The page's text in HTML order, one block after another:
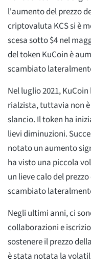
l'aumento del prezzo
criptovaluta KCS si è
scesa sotto $4 nel
del token KuCoin è
scambiato
Nel luglio 2021,
rialzista, tuttavia non
slancio. Il token ha
lievi diminuzioni.
notato un aumento
ha visto una piccola
un lieve calo del
scambiato
Negli ultimi anni, ci
collaborazioni e
sostenere il prezzo
è stata notata la